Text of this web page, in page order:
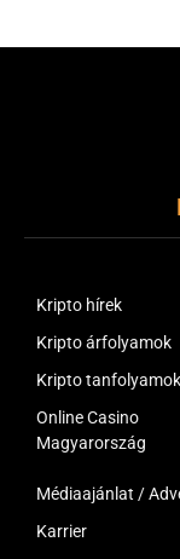
Kripto hírek
Kripto árfolyamok
Kripto tanfolyamok
Online Casino
Magyarország
Médiaajánlat /
Karrier